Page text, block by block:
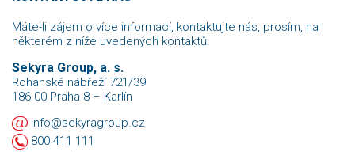
Máte-li zájem o více informací, kontaktujte nás, prosím, na
některém z níže uvedených kontaktů.
Sekyra Group, a. s.
Rohanské nábřeží 721/39
186 00 Praha 8 – Karlín
info@sekyragroup.cz
800 411 111